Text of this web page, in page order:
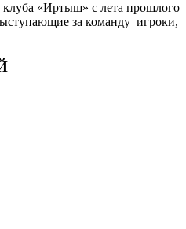
«Иртыш» с лета прошлого
за команду игроки,